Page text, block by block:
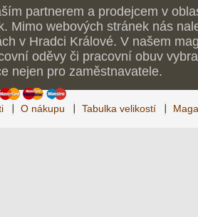
partnerem a prodejcem v
Mimo webových stránek nás
v Hradci Králové. V našem
oděvy či pracovní obuv
nejen pro zaměstnavatele.
O nákupu Tabulka velikostí